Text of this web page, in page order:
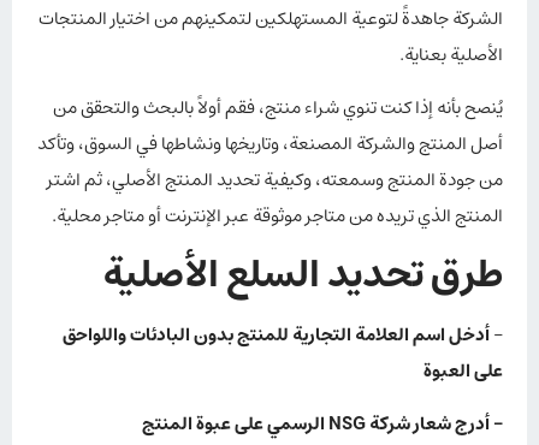
الشركة جاهدةً لتوعية المستهلكين لتمكينهم من اختيار المنتجات
الأصلية بعناية.
يُنصح بأنه إذا كنت تنوي شراء منتج، فقم أولاً بالبحث والتحقق من
أصل المنتج والشركة المصنعة، وتاريخها ونشاطها في السوق، وتأكد
من جودة المنتج وسمعته، وكيفية تحديد المنتج الأصلي، ثم اشتر
المنتج الذي تريده من متاجر موثوقة عبر الإنترنت أو متاجر محلية.
طرق تحديد السلع الأصلية
–أدخل اسم العلامة التجارية للمنتج بدون البادئات واللواحق
على العبوة
– أدرج شعار شركة NSG الرسمي على عبوة المنتج